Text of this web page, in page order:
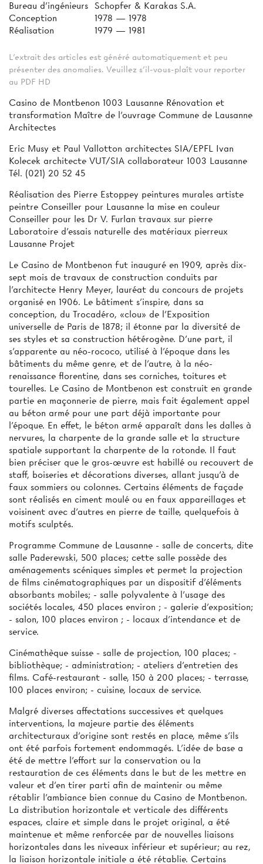
Bureau d'ingénieurs
Schopfer & Karakas S.A.
Conception
1978 — 1978
Réalisation
1979 — 1981
L'extrait des articles est généré automatiquement et peu
présenter des anomalies. Veuillez s'il-vous-plaît vour reporter
au PDF HD
Casino de Montbenon 1003 Lausanne Rénovation et
transformation Maître de l’ouvrage Commune de Lausanne
Architectes
Eric Musy et Paul Vallotton architectes SIA/EPFL Ivan
Kolecek architecte VUT/SIA collaborateur 1003 Lausanne
Tél. (021) 20 52 45
Réalisation des Pierre Estoppey peintures murales artiste
peintre Conseiller pour Lausanne la mise en couleur
Conseiller pour les Dr V. Furlan travaux sur pierre
Laboratoire d’essais naturelle des matériaux pierreux
Lausanne Projet
Le Casino de Montbenon fut inauguré en 1909, après dix-
sept mois de travaux de construction conduits par
l’architecte Henry Meyer, lauréat du concours de projets
organisé en 1906. Le bâtiment s'inspire, dans sa
conception, du Trocadéro, «clou» de l’Exposition
universelle de Paris de 1878; il étonne par la diversité de
ses styles et sa construction hétérogène. D’une part, il
s’apparente au néo-rococo, utilisé à l’époque dans les
bâtiments du même genre, et de l'autre, à la néo-
renaissance florentine, dans ses corniches, toitures et
tourelles. Le Casino de Montbenon est construit en grande
partie en maçonnerie de pierre, mais fait également appel
au béton armé pour une part déjà importante pour
l’époque. En effet, le béton armé apparaît dans les dalles à
nervures, la charpente de la grande salle et la structure
spatiale supportant la charpente de la rotonde. Il faut
bien préciser que le gros-œuvre est habillé ou recouvert de
staff, boiseries et décorations diverses, allant jusqu’à de
faux sommiers ou colonnes. Certains éléments de façade
sont réalisés en ciment moulé ou en faux appareillages et
voisinent avec d’autres en pierre de taille, quelquefois à
motifs sculptés.
Programme Commune de Lausanne - salle de concerts, dite
salle Paderewski, 500 places; cette salle possède des
aménagements scéniques simples et permet la projection
de films cinématographiques par un dispositif d’éléments
absorbants mobiles; - salle polyvalente à l'usage des
sociétés locales, 450 places environ ; - galerie d’exposition;
- salon, 100 places environ ; - locaux d'intendance et de
service.
Cinémathèque suisse - salle de projection, 100 places; -
bibliothèque; - administration; - ateliers d’entretien des
films. Café-restaurant - salle, 150 à 200 places; - terrasse,
100 places environ; - cuisine, locaux de service.
Malgré diverses affectations successives et quelques
interventions, la majeure partie des éléments
architecturaux d'origine sont restés en place, même s'ils
ont été parfois fortement endommagés. L'idée de base a
été de mettre l’effort sur la conservation ou la
restauration de ces éléments dans le but de les mettre en
valeur et d'en tirer parti afin de maintenir ou même
rétablir l’ambiance bien connue du Casino de Montbenon.
La distribution horizontale et verticale des différents
espaces, claire et simple dans le projet original, a été
maintenue et même renforcée par de nouvelles liaisons
horizontales dans les niveaux inférieur et supérieur; au rez,
la liaison horizontale initiale a été rétablie. Certains